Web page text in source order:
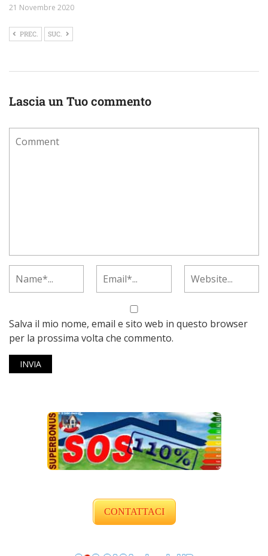
21 Novembre 2020
PREC. SUC.
Lascia un Tuo commento
Salva il mio nome, email e sito web in questo browser
per la prossima volta che commento.
CONTATTACI